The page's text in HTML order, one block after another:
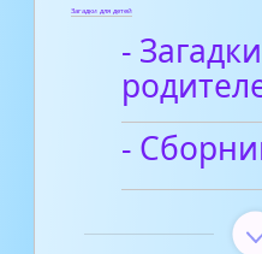
Загадки для детей
-
-